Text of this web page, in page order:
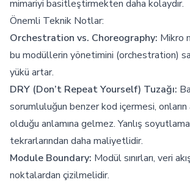
mimariyi basitleştirmekten daha kolaydır.
Önemli Teknik Notlar:
Orchestration vs. Choreography: Mikro
bu modüllerin yönetimini (orchestration)
yükü artar.
DRY (Don’t Repeat Yourself) Tuzağı:
sorumluluğun benzer kod içermesi,
olduğu anlamına gelmez. Yanlış
tekrarlarından daha maliyetlidir.
Module Boundary: Modül sınırları, veri
noktalardan çizilmelidir.